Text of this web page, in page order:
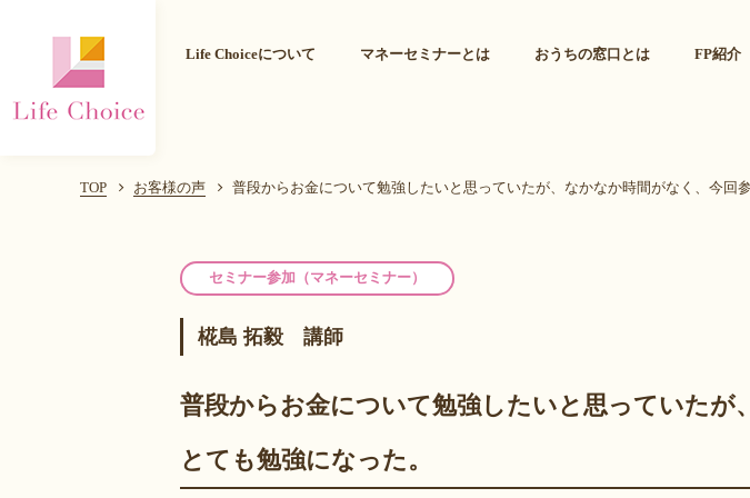
Life Choiceについて マネーセミナーとは おうちの窓口とは FP紹介
TOP お客様の声 普段からお金について勉強したいと思っていたが、なかなか時間がなく、今回
セミナー参加（マネーセミナー）
椛島 拓毅 講師
普段からお金について勉強したいと思っていたが
とても勉強になった。